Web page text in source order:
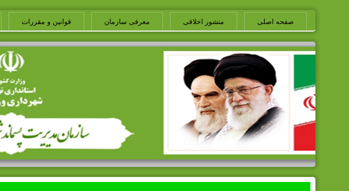
صفحه اصلی منشور اخلاقی معرفی سازمان قوانین و مقررات